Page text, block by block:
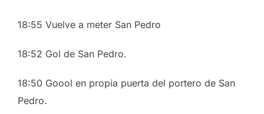
18:55 Vuelve a meter San Pedro
18:52 Gol de San Pedro.
18:50 Goool en propia puerta del portero de San
Pedro.